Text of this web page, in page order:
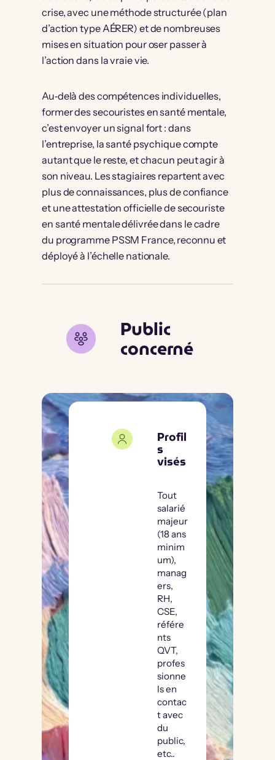
crise, avec une méthode structurée (plan
d’action type AÉRER) et de nombreuses
mises en situation pour oser passer à
l’action dans la vraie vie.
Au‑delà des compétences individuelles,
former des secouristes en santé mentale,
c’est envoyer un signal fort : dans
l’entreprise, la santé psychique compte
autant que le reste, et chacun peut agir à
son niveau. Les stagiaires repartent avec
plus de connaissances, plus de confiance
et une attestation officielle de secouriste
en santé mentale délivrée dans le cadre
du programme PSSM France, reconnu et
déployé à l’échelle nationale.
Public
concerné
Profil
s
visés
Tout
salarié
majeur
(18 ans
minim
um),
manag
ers,
RH,
CSE,
référe
nts
QVT,
profes
sionne
ls en
contac
t avec
du
public,
etc..